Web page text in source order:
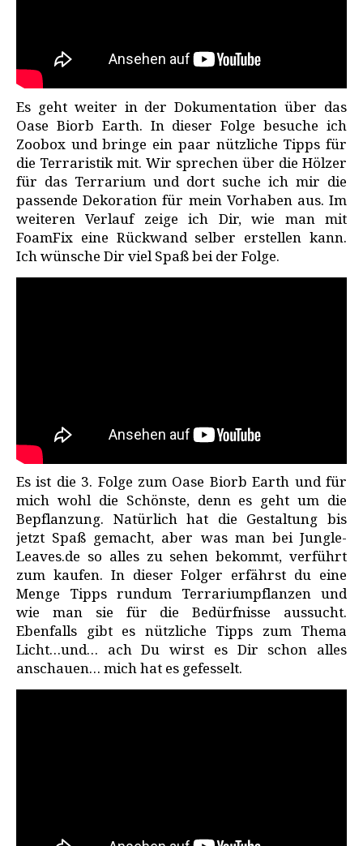
Es geht weiter in der Dokumentation über das
Oase Biorb Earth. In dieser Folge besuche ich
Zoobox und bringe ein paar nützliche Tipps für
die Terraristik mit. Wir sprechen über die Hölzer
für das Terrarium und dort suche ich mir die
passende Dekoration für mein Vorhaben aus. Im
weiteren Verlauf zeige ich Dir, wie man mit
FoamFix eine Rückwand selber erstellen kann.
Ich wünsche Dir viel Spaß bei der Folge.
Es ist die 3. Folge zum Oase Biorb Earth und für
mich wohl die Schönste, denn es geht um die
Bepflanzung. Natürlich hat die Gestaltung bis
jetzt Spaß gemacht, aber was man bei Jungle-
Leaves.de so alles zu sehen bekommt, verführt
zum kaufen. In dieser Folger erfährst du eine
Menge Tipps rundum Terrariumpflanzen und
wie man sie für die Bedürfnisse aussucht.
Ebenfalls gibt es nützliche Tipps zum Thema
Licht…und… ach Du wirst es Dir schon alles
anschauen… mich hat es gefesselt.